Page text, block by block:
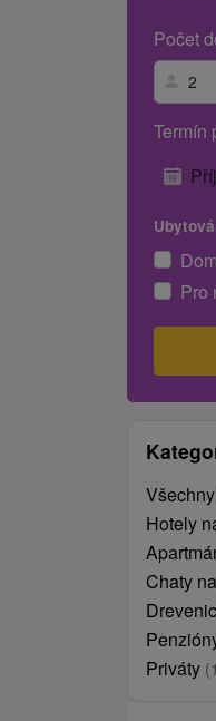
Počet
Termín
Pro
Hotely
Chaty
Priváty